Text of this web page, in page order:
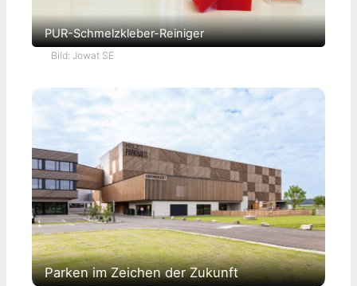
PUR-Schmelzkleber-Reiniger
Bild: Jowat SE
Parken im Zeichen der Zukunft